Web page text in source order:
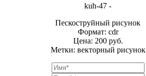
kuh-47 -
Пескоструйный рисунок
Формат: cdr
Цена: 200 руб.
Метки: векторный рисунок